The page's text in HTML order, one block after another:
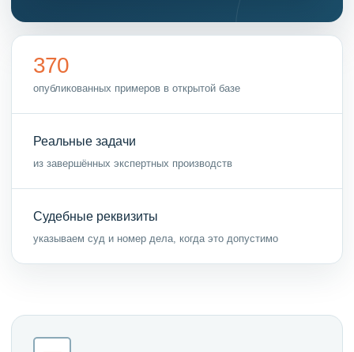
370
опубликованных примеров в открытой базе
Реальные задачи
из завершённых экспертных производств
Судебные реквизиты
указываем суд и номер дела, когда это допустимо